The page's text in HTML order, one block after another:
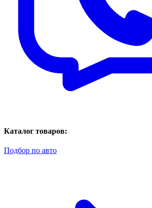
Каталог товаров:
Подбор по авто